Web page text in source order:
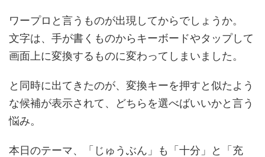
ワープロと言うものが出現してからでしょうか。
文字は、手が書くものからキーボードやタップして
画面上に変換するものに変わってしまいました。
と同時に出てきたのが、変換キーを押すと似たよう
な候補が表示されて、どちらを選べばいいかと言う
悩み。
本日のテーマ、「じゅうぶん」も「十分」と「充